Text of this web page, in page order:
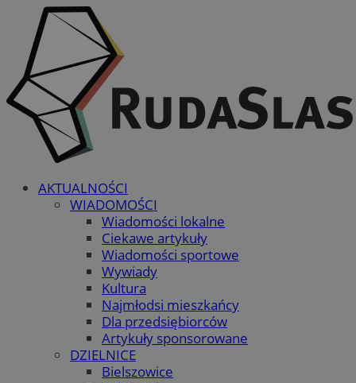
AKTUALNOŚCI
WIADOMOŚCI
Wiadomości lokalne
Ciekawe artykuły
Wiadomości sportowe
Wywiady
Kultura
Najmłodsi mieszkańcy
Dla przedsiębiorców
Artykuły sponsorowane
DZIELNICE
Bielszowice